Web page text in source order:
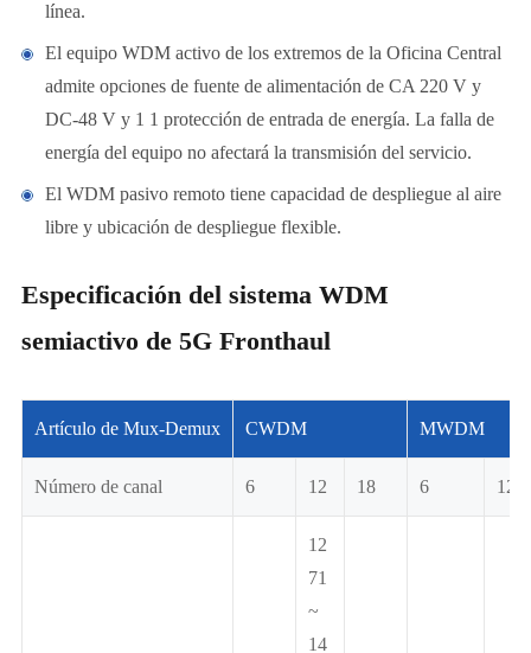
línea.
El equipo WDM activo de los extremos de la Oficina Central
admite opciones de fuente de alimentación de CA 220 V y
DC-48 V y 1 1 protección de entrada de energía. La falla de
energía del equipo no afectará la transmisión del servicio.
El WDM pasivo remoto tiene capacidad de despliegue al aire
libre y ubicación de despliegue flexible.
Especificación del sistema WDM
semiactivo de 5G Fronthaul
Artículo de Mux-Demux CWDM MWDM
Número de canal 6 12 18 6 12
12
71
~
14